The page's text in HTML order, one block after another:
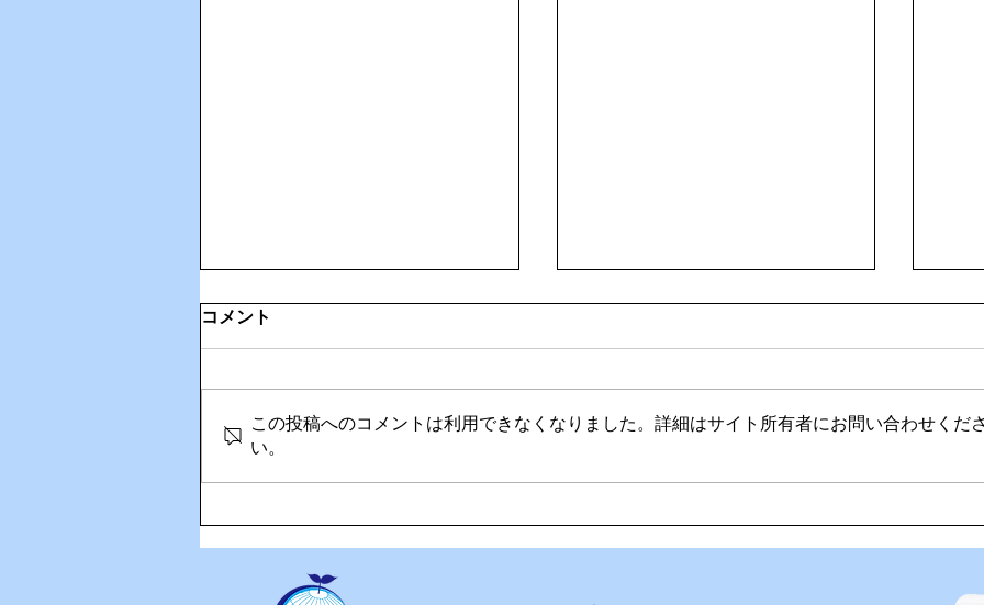
🌊ハガネの肉体を持つ職員、
🍻住吉の夜は「さんかくしか
🟦🟧
端！
コメント
この投稿へのコメントは利用できなくなりました。詳細はサイト所有者にお問い合わせくださ
い。